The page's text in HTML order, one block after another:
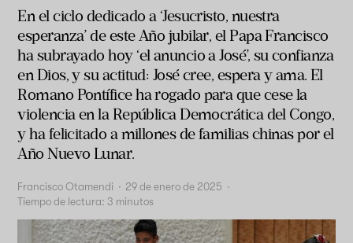
En el ciclo dedicado a ‘Jesucristo, nuestra
esperanza’ de este Año jubilar, el Papa Francisco
ha subrayado hoy ‘el anuncio a José’, su confianza
en Dios, y su actitud: José cree, espera y ama. El
Romano Pontífice ha rogado para que cese la
violencia en la República Democrática del Congo,
y ha felicitado a millones de familias chinas por el
Año Nuevo Lunar.
Francisco Otamendi · 29 de enero de 2025 ·
Tiempo de lectura: 3 minutos